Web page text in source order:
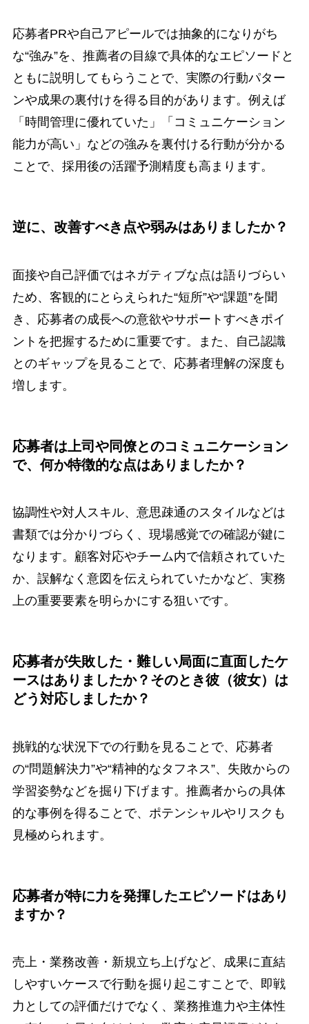
応募者PRや自己アピールでは抽象的になりがち
な“強み”を、推薦者の目線で具体的なエピソードと
ともに説明してもらうことで、実際の行動パター
ンや成果の裏付けを得る目的があります。例えば
「時間管理に優れていた」「コミュニケーション
能力が高い」などの強みを裏付ける行動が分かる
ことで、採用後の活躍予測精度も高まります。
逆に、改善すべき点や弱みはありましたか？
面接や自己評価ではネガティブな点は語りづらい
ため、客観的にとらえられた“短所”や“課題”を聞
き、応募者の成長への意欲やサポートすべきポイ
ントを把握するために重要です。また、自己認識
とのギャップを見ることで、応募者理解の深度も
増します。
応募者は上司や同僚とのコミュニケーション
で、何か特徴的な点はありましたか？
協調性や対人スキル、意思疎通のスタイルなどは
書類では分かりづらく、現場感覚での確認が鍵に
なります。顧客対応やチーム内で信頼されていた
か、誤解なく意図を伝えられていたかなど、実務
上の重要要素を明らかにする狙いです。
応募者が失敗した・難しい局面に直面したケ
ースはありましたか？そのとき彼（彼女）は
どう対応しましたか？
挑戦的な状況下での行動を見ることで、応募者
の“問題解決力”や“精神的なタフネス”、失敗からの
学習姿勢などを掘り下げます。推薦者からの具体
的な事例を得ることで、ポテンシャルやリスクも
見極められます。
応募者が特に力を発揮したエピソードはあり
ますか？
売上・業務改善・新規立ち上げなど、成果に直結
しやすいケースで行動を掘り起こすことで、即戦
力としての評価だけでなく、業務推進力や主体性